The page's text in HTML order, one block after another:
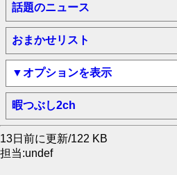
話題のニュース
おまかせリスト
▼オプションを表示
暇つぶし2ch
13日前に更新/122 KB
担当:undef